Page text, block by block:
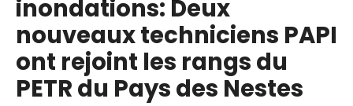
inondations: Deux
nouveaux techniciens PAPI
ont rejoint les rangs du
PETR du Pays des Nestes